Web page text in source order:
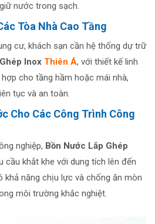
nước trong sạch.
Tòa Nhà Cao Tầng
cư, khách sạn cần hệ thống dự trữ
Inox Thiên Á, với thiết kế linh
cho tầng hầm hoặc mái nhà,
tục và an toàn.
Cho Các Công Trình Công
nghiệp, Bồn Nước Lắp Ghép
cầu khắt khe với dung tích lên đến
khả năng chịu lực và chống ăn mòn
môi trường khắc nghiệt.